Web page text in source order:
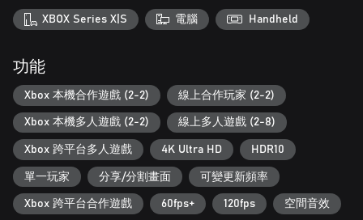
為 Xbox Series X│S 原生最佳化：這款經典原作現在看起來和玩起
來都比以往更棒，具備閃電般的載入速度、4K 素材以及重製的材
Atmos，以及在多人遊戲中高達 120 FPS 的影格率。*
針對 PC 與掌機最佳化：除了令人驚嘆的重製視覺效果外，Gears
of War: Reloaded 還提供了一系列 PC 優先的功能，例如超寬螢幕
支援、基準測試模式、可變更新率、滑鼠與鍵盤支援、FSR 3.1 與
DLSS 3.5 超解析度技術支援，以及控制器按鍵重新對應功能。
*4K、HDR 與 144FPS：需搭配相容顯示器使用。合作模式：PC
和掌上遊戲機不支援戰役分割畫面。
XBOX Series X|S 電腦 Handheld
功能
Xbox 本機合作遊戲 (2-2) 線上合作玩家 (2-2)
Xbox 本機多人遊戲 (2-2) 線上多人遊戲 (2-8)
Xbox 跨平台多人遊戲 4K Ultra HD HDR10
單一玩家 分享/分割畫面 可變更新頻率
Xbox 跨平台合作遊戲 60fps+ 120fps 空間音效